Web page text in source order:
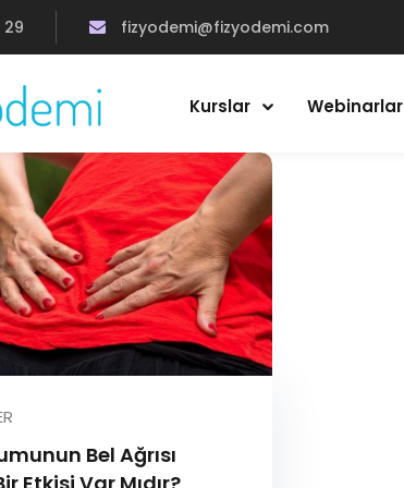
29 fizyodemi@fizyodemi.com
Kurslar Webinarlar
Bel Ağrısı